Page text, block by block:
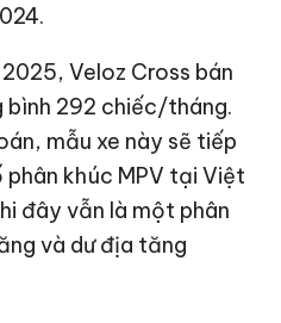
Veloz Cross bán
292 chiếc/tháng.
mẫu xe này sẽ tiếp
khúc MPV tại Việt
đây vẫn là một phân
và dư địa tăng